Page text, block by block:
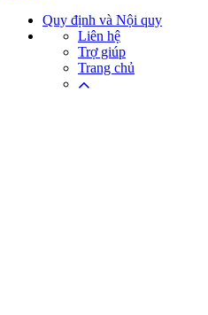
Quy định và Nội quy
Liên hệ
Trợ giúp
Trang chủ